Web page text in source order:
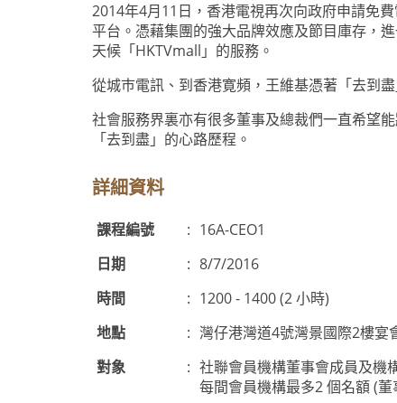
2014年4月11日，香港電視再次向政府申請免
平台。憑藉集團的強大品牌效應及節目庫存，
天候「HKTVmall」的服務。
從城巿電訊、到香港寛頻，王維基憑著「去到
社會服務界裏亦有很多董事及總裁們一直希望
「去到盡」的心路歷程。
詳細資料
課程編號 : 16A-CEO1
日期
: 8/7/2016
時間
: 1200 - 1400 (2 小時)
地點
: 灣仔港灣道4號灣景國際2樓宴
對象
: 社聯會員機構董事會成員及機
每間會員機構最多2 個名額 (